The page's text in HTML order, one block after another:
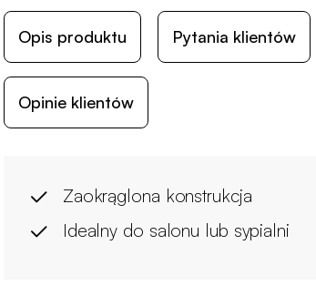
Opis produktu Pytania klientów
Opinie klientów
Zaokrąglona konstrukcja
Idealny do salonu lub sypialni